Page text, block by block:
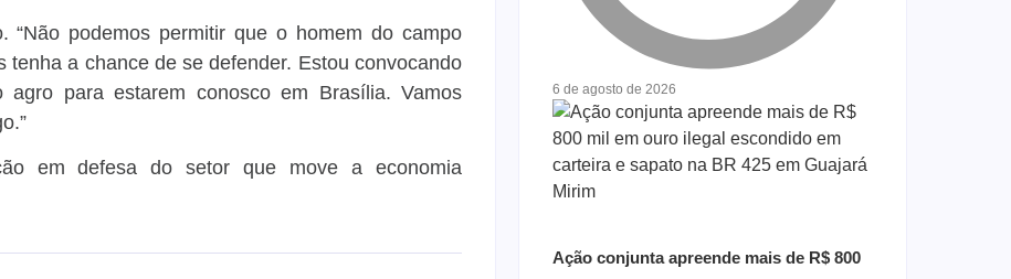
“Não podemos permitir que o homem do campo
a chance de se defender. Estou convocando
para estarem conosco em Brasília. Vamos
em defesa do setor que move a economia
6 de agosto de 2026
Ação conjunta apreende mais de R$ 800